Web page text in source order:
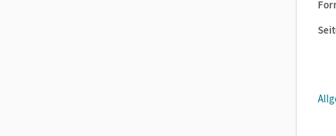
Alle Hörtexte und Audio-Dateien finden Sie in der